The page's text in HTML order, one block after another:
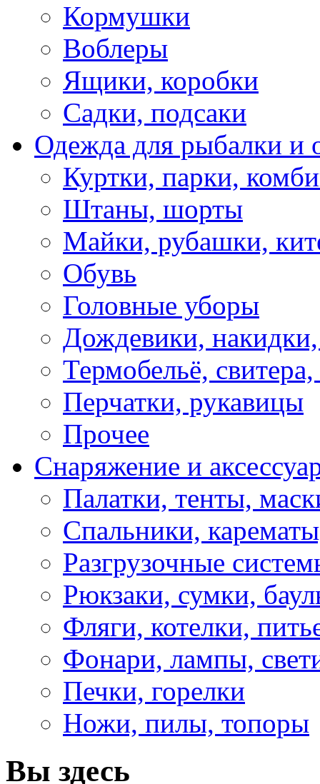
Кормушки
Воблеры
Ящики, коробки
Садки, подсаки
Одежда для рыбалки и
Куртки, парки,
Штаны, шорты
Майки, рубашки,
Обувь
Головные уборы
Дождевики,
Термобельё,
Перчатки, рукавицы
Прочее
Снаряжение и
Палатки, тенты,
Спальники,
Разгрузочные
Рюкзаки, сумки,
Фляги, котелки,
Фонари, лампы,
Печки, горелки
Ножи, пилы, топоры
Вы здесь